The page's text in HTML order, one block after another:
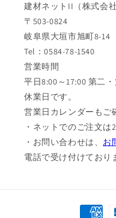
建材ネットII（株式会社
〒503-0824
岐阜県大垣市旭町8-14
Tel：0584-78-1540
営業時間
平日8:00～17:00 第二
休業日です。
営業日カレンダーもご
・ネットでのご注文は
・お問い合わせは、 お
電話で受け付けており
決